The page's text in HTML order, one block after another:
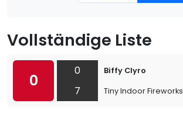
Vollständige Liste
0
0
7
Biffy Clyro
Tiny Indoor Fireworks